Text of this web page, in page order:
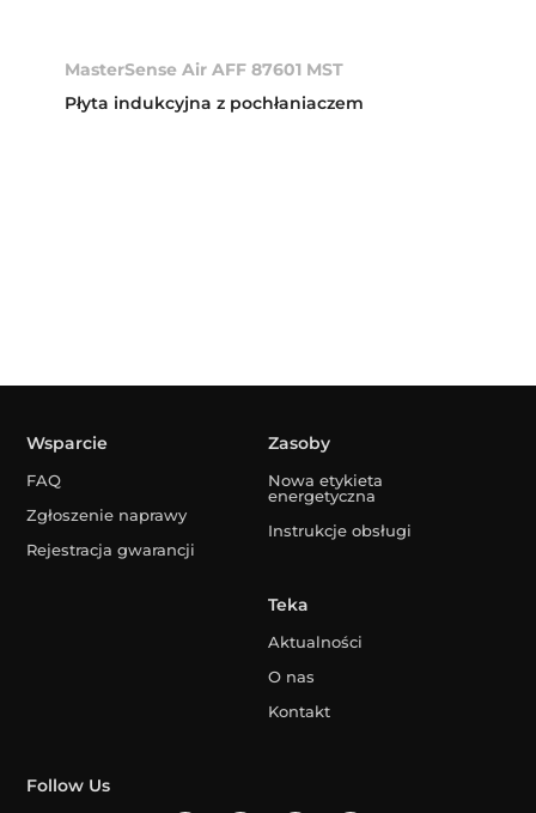
MasterSense Air AFF 87601 MST
Płyta indukcyjna z pochłaniaczem
Wsparcie
FAQ
Zgłoszenie naprawy
Rejestracja gwarancji
Zasoby
Nowa etykieta
energetyczna
Instrukcje obsługi
Teka
Aktualności
O nas
Kontakt
Follow Us